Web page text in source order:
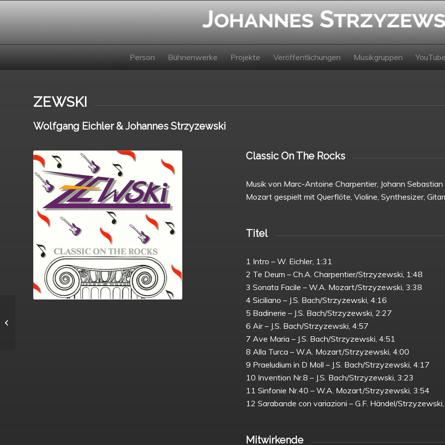
Person Bühnenwerke Projekte Veröffentlichungen Musikgruppen
ZEWSKI
Wolfgang Eichler & Johannes Strzyzewski
Classic On The Rocks
Musik von Marc-Antoine Charpentier, Johann
Mozart gespielt mit Querflöte, Violine, Synthesizer,
Titel
1 Intro – W. Eichler, 1:31
2 Te Deum – Ch.A. Charpentier/Strzyzewski, 1:48
3 Sonata Facile – W.A. Mozart/Strzyzewski, 3:38
4 Siciliano – J.S. Bach/Strzyzewski, 4:16
5 Badinerie – J.S. Bach/Strzyzewski, 2:27
6 Air – J.S. Bach/Strzyzewski, 4:57
7 Ave Maria – J.S. Bach/Strzyzewski, 4:51
8 Alla Turca – W.A. Mozart/Strzyzewski, 4:00
9 Praeludium in D Moll – J.S. Bach/Strzyzewski, 4:17
10 Invention Nr.8 – J.S. Bach/Strzyzewski, 3:23
11 Sinfonie Nr.40 – W.A. Mozart/Strzyzewski, 3:54
12 Sarabande con variazioni – G.F. Händel/
Mitwirkende